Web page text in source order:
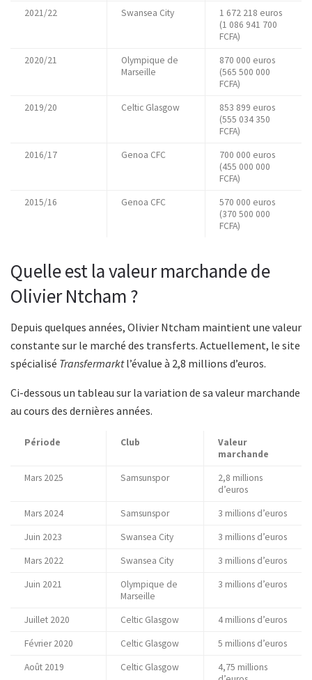
2021/22
Swansea City
1 672 218 euros
(1 086 941 700
FCFA)
2020/21
Olympique de
Marseille
870 000 euros
(565 500 000
FCFA)
2019/20
Celtic Glasgow
853 899 euros
(555 034 350
FCFA)
2016/17
Genoa CFC
700 000 euros
(455 000 000
FCFA)
2015/16
Genoa CFC
570 000 euros
(370 500 000
FCFA)
Quelle est la valeur marchande de
Olivier Ntcham ?
Depuis quelques années, Olivier Ntcham maintient une valeur
constante sur le marché des transferts. Actuellement, le site
spécialisé Transfermarktl’évalue à 2,8 millions d’euros.
Ci-dessous un tableau sur la variation de sa valeur marchande
au cours des dernières années.
Période Club
Valeur
marchande
Mars 2025
Samsunspor
2,8 millions
d’euros
Mars 2024
Samsunspor
3 millions d’euros
Juin 2023
Swansea City
3 millions d’euros
Mars 2022
Swansea City
3 millions d’euros
Juin 2021
Olympique de
Marseille
3 millions d’euros
Juillet 2020 Celtic Glasgow
4 millions d’euros
Février 2020
Celtic Glasgow
5 millions d’euros
Août 2019
Celtic Glasgow
4,75 millions